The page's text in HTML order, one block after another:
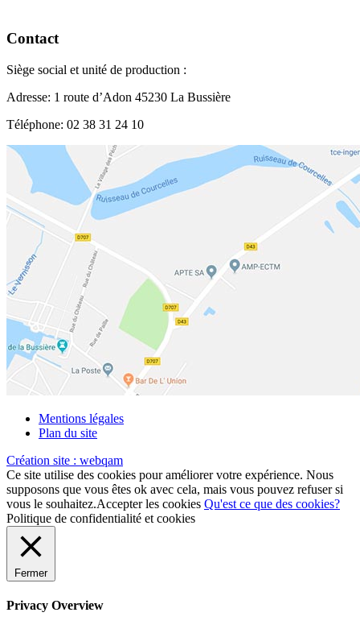
Contact
Siège social et unité de production :
Adresse: 1 route d’Adon 45230 La Bussière
Téléphone: 02 38 31 24 10
Mentions légales
Plan du site
Création site : webqam
Ce site utilise des cookies pour améliorer votre expérience. Nous
supposons que vous êtes ok avec cela, mais vous pouvez refuser si
vous le souhaitez.Accepter les cookies Qu'est ce que des cookies?
Politique de confidentialité et cookies
Fermer
Privacy Overview